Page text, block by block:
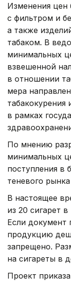
Изменения цен
с фильтром и
а также
табаком. В
минимальных
взвешенной
в отношении
мера
табакокурения
в рамках
По мнению
минимальных
поступления в
теневого
В настоящее
из 20 сигарет
Если документ
продукцию
запрещено.
на сигареты в
Проект